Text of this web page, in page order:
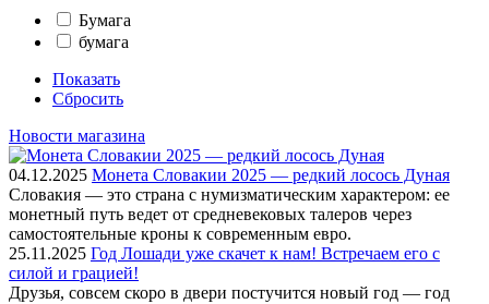
Бумага
бумага
Показать
Сбросить
Новости магазина
04.12.2025 Монета Словакии 2025 — редкий лосось Дуная
Словакия — это страна с нумизматическим характером: ее
монетный путь ведет от средневековых талеров через
самостоятельные кроны к современным евро.
25.11.2025 Год Лошади уже скачет к нам! Встречаем его с
силой и грацией!
Друзья, совсем скоро в двери постучится новый год — год